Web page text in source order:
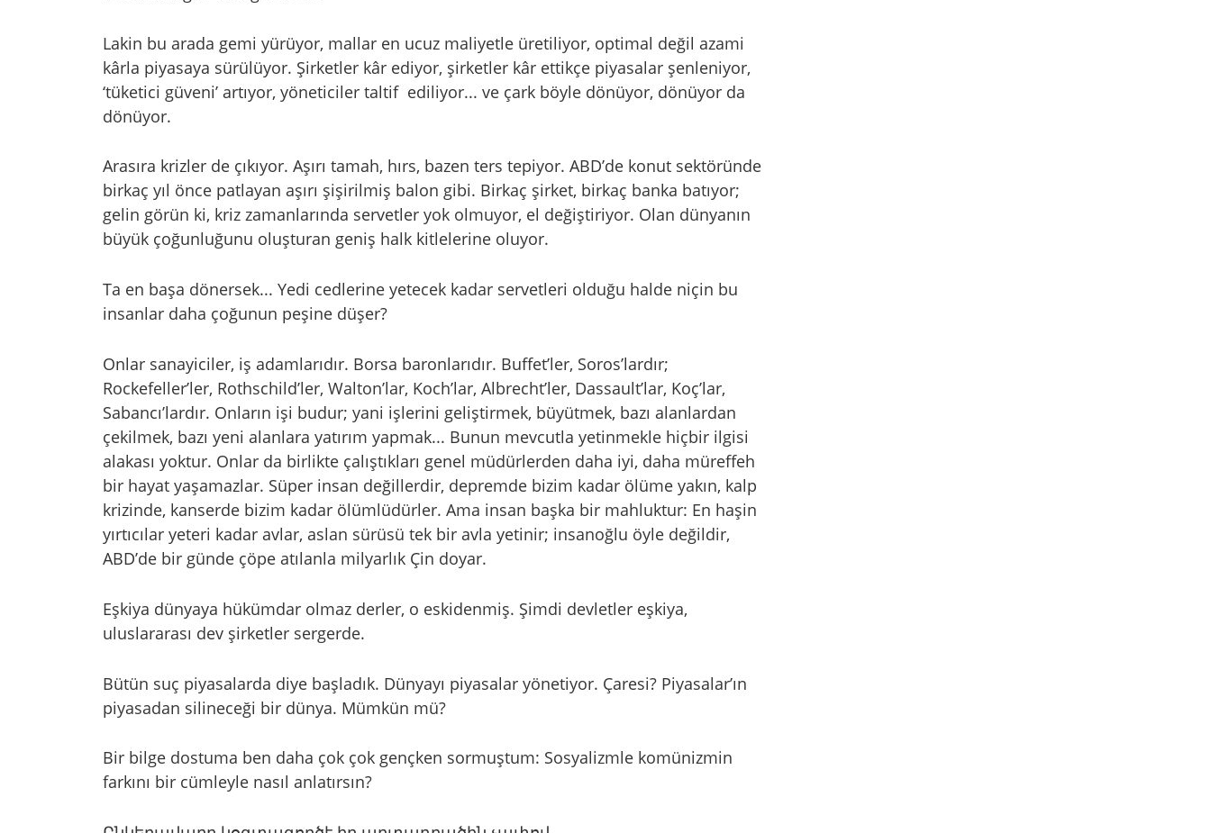
Lakin bu arada gemi yürüyor, mallar en ucuz maliyetle üretiliyor, optimal değil azami
kârla piyasaya sürülüyor. Şirketler kâr ediyor, şirketler kâr ettikçe piyasalar şenleniyor,
‘tüketici güveni’ artıyor, yöneticiler taltif ediliyor... ve çark böyle dönüyor, dönüyor da
dönüyor.
Arasıra krizler de çıkıyor. Aşırı tamah, hırs, bazen ters tepiyor. ABD’de konut sektöründe
birkaç yıl önce patlayan aşırı şişirilmiş balon gibi. Birkaç şirket, birkaç banka batıyor;
gelin görün ki, kriz zamanlarında servetler yok olmuyor, el değiştiriyor. Olan dünyanın
büyük çoğunluğunu oluşturan geniş halk kitlelerine oluyor.
Ta en başa dönersek... Yedi cedlerine yetecek kadar servetleri olduğu halde niçin bu
insanlar daha çoğunun peşine düşer?
Onlar sanayiciler, iş adamlarıdır. Borsa baronlarıdır. Buffet’ler, Soros’lardır;
Rockefeller’ler, Rothschild’ler, Walton’lar, Koch’lar, Albrecht’ler, Dassault’lar, Koç’lar,
Sabancı’lardır. Onların işi budur; yani işlerini geliştirmek, büyütmek, bazı alanlardan
çekilmek, bazı yeni alanlara yatırım yapmak... Bunun mevcutla yetinmekle hiçbir ilgisi
alakası yoktur. Onlar da birlikte çalıştıkları genel müdürlerden daha iyi, daha müreffeh
bir hayat yaşamazlar. Süper insan değillerdir, depremde bizim kadar ölüme yakın, kalp
krizinde, kanserde bizim kadar ölümlüdürler. Ama insan başka bir mahluktur: En haşin
yırtıcılar yeteri kadar avlar, aslan sürüsü tek bir avla yetinir; insanoğlu öyle değildir,
ABD’de bir günde çöpe atılanla milyarlık Çin doyar.
Eşkiya dünyaya hükümdar olmaz derler, o eskidenmiş. Şimdi devletler eşkiya,
uluslararası dev şirketler sergerde.
Bütün suç piyasalarda diye başladık. Dünyayı piyasalar yönetiyor. Çaresi? Piyasalar’ın
piyasadan silineceği bir dünya. Mümkün mü?
Bir bilge dostuma ben daha çok çok gençken sormuştum: Sosyalizmle komünizmin
farkını bir cümleyle nasıl anlatırsın?